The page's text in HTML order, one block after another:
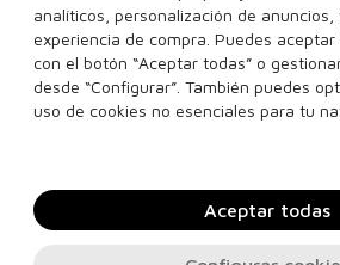
50 ml 150 ml
Añadir a la cesta
39,10€
analíticos, personalización de
experiencia de compra. Puedes
con el botón “Aceptar todas” o
desde “Configurar”. También puedes
uso de cookies no esenciales para tu
Aceptar todas